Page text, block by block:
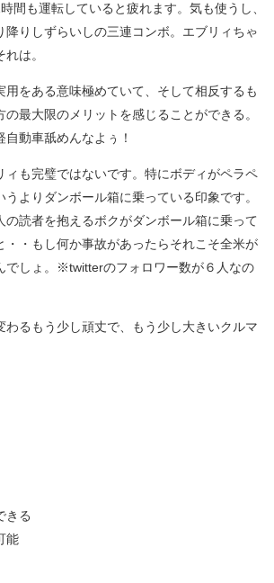
間も運転していると疲れます。気も使うし、
降りしずらいしの三連コンボ。エブリィちゃ
は。
用をある意味極めていて、そして相反するも
最大限のメリットを感じることができる。
動車舐めんなよぅ！
ィも完璧ではないです。特にボディがペラペ
うよりダンボール箱に乗っている印象です。
の読者を抱えるボクがダンボール箱に乗って
・・もし何か事故があったらそれこそ全米が
でしょ。※twitterのフォロワー数が６人なの
わるもう少し頑丈で、もう少し大きいクルマ
きる
能